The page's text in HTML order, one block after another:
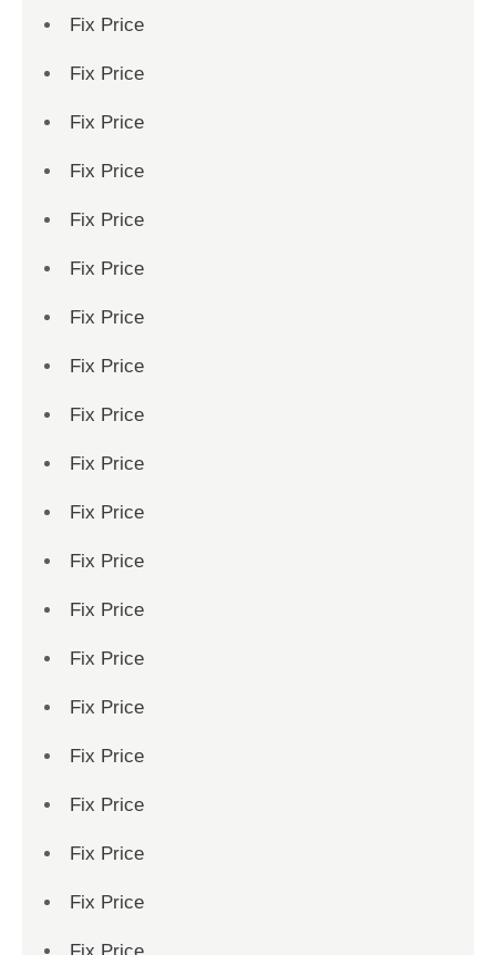
Fix Price
Fix Price
Fix Price
Fix Price
Fix Price
Fix Price
Fix Price
Fix Price
Fix Price
Fix Price
Fix Price
Fix Price
Fix Price
Fix Price
Fix Price
Fix Price
Fix Price
Fix Price
Fix Price